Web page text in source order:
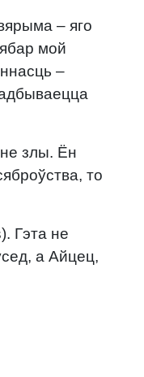
– яго
мой
–
злы. Ён
то
Гэта не
а Айцец,